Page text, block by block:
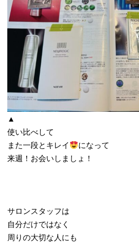
▲
使い比べして
また一段とキレイ
になって
来週！お会いしましょ！
サロンスタッフは
自分だけではなく
周りの大切な人にも